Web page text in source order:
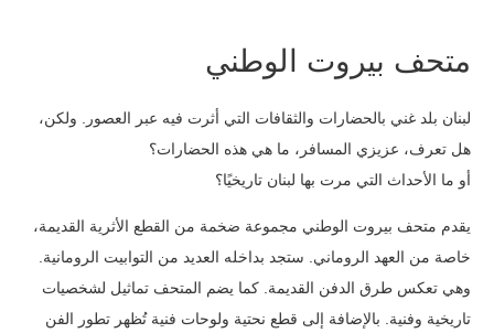
متحف بيروت الوطني
لبنان بلد غني بالحضارات والثقافات التي أثرت فيه عبر العصور. ولكن،
هل تعرف، عزيزي المسافر، ما هي هذه الحضارات؟
أو ما الأحداث التي مرت بها لبنان تاريخيًا؟
يقدم متحف بيروت الوطني مجموعة ضخمة من القطع الأثرية القديمة،
خاصة من العهد الروماني. ستجد بداخله العديد من التوابيت الرومانية.
وهي تعكس طرق الدفن القديمة. كما يضم المتحف تماثيل لشخصيات
تاريخية وفنية. بالإضافة إلى قطع نحتية ولوحات فنية تُظهر تطور الفن